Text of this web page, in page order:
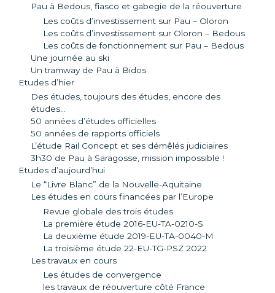
Pau à Bedous, fiasco et gabegie de la réouverture
Les coûts d’investissement sur Pau – Oloron
Les coûts d’investissement sur Oloron – Bedous
Les coûts de fonctionnement sur Pau – Bedous
Une journée au ski
Un tramway de Pau à Bidos
Etudes d’hier
Des études, toujours des études, encore des
études…
50 années d’études officielles
50 années de rapports officiels
L’étude Rail Concept et ses démêlés judiciaires
3h30 de Pau à Saragosse, mission impossible !
Etudes d’aujourd’hui
Le “Livre Blanc” de la Nouvelle-Aquitaine
Les études en cours financées par l’Europe
Revue globale des trois études
La première étude 2016-EU-TA-0210-S
La deuxième étude 2019-EU-TA-0040-M
La troisième étude 22-EU-TG-PSZ 2022
Les travaux en cours
Les études de convergence
les travaux de réouverture côté France